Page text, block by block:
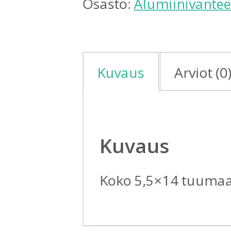
Kuvaus Arviot (0)
Kuvaus
Koko 5,5×14